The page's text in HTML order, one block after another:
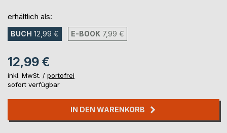
erhältlich als:
BUCH 12,99 € E-BOOK 7,99 €
12,99 €
inkl. MwSt. / portofrei
sofort verfügbar
IN DEN WARENKORB